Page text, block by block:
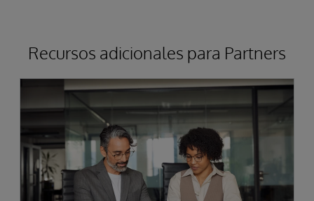
Recursos adicionales para Partners